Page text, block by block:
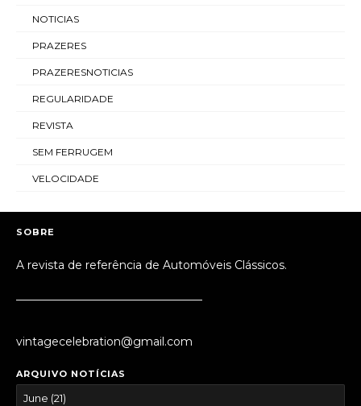
NOTICIAS
PRAZERES
PRAZERESNOTICIAS
REGULARIDADE
REVISTA
SEM FERRUGEM
VELOCIDADE
SOBRE
A revista de referência de Automóveis Clássicos.
vintagecelebration@gmail.com
ARQUIVO NOTÍCIAS